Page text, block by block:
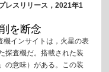
レスリリース，2021年1
を断念
インサイトは，火星の表
探査機だ。搭載された装
の意味）がある。この装